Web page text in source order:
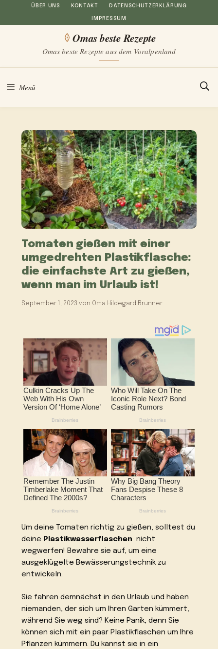
Inhalt
ÜBER UNS KONTAKT DATENSCHUTZERKLÄRUNG
IMPRESSUM
Omas beste Rezepte
Omas beste Rezepte aus dem Voralpenland
Menü
Tomaten gießen mit einer
umgedrehten Plastikflasche:
die einfachste Art zu gießen,
wenn man im Urlaub ist!
September 1, 2023 von Oma Hildegard Brunner
Um deine Tomaten richtig zu gießen, solltest du
deine Plastikwasserflaschen nicht
wegwerfen! Bewahre sie auf, um eine
ausgeklügelte Bewässerungstechnik zu
entwickeln.
Sie fahren demnächst in den Urlaub und haben
niemanden, der sich um Ihren Garten kümmert,
während Sie weg sind? Keine Panik, denn Sie
können sich mit ein paar Plastikflaschen um Ihre
Pflanzen kümmern. Du kannst sie in ein